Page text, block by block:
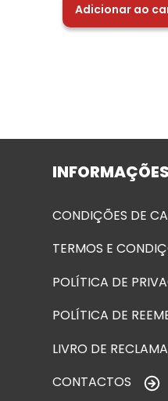
Adicionar ao
CONDIÇÕES DE
TERMOS E
POLÍTICA DE
POLÍTICA DE
LIVRO DE
CONTACTOS